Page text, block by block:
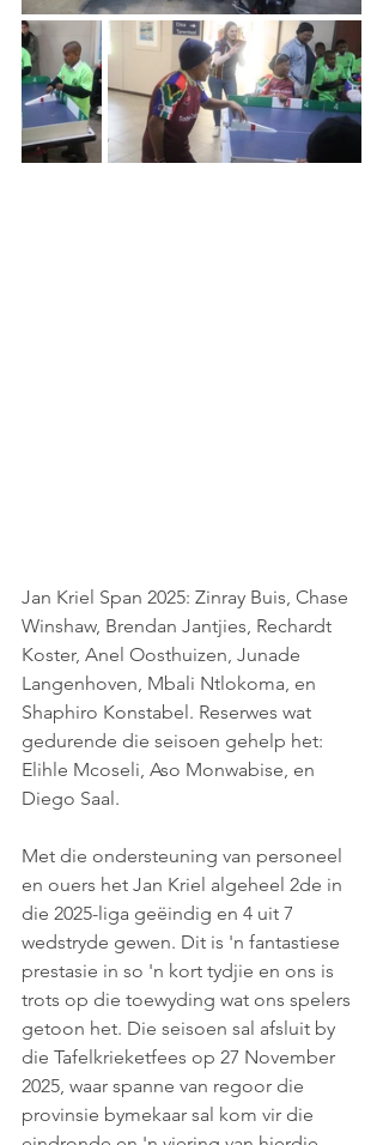
Jan Kriel Span 2025: Zinray Buis, Chase
Winshaw, Brendan Jantjies, Rechardt
Koster, Anel Oosthuizen, Junade
Langenhoven, Mbali Ntlokoma, en
Shaphiro Konstabel. Reserwes wat
gedurende die seisoen gehelp het:
Elihle Mcoseli, Aso Monwabise, en
Diego Saal.
Met die ondersteuning van personeel
en ouers het Jan Kriel algeheel 2de in
die 2025-liga geëindig en 4 uit 7
wedstryde gewen. Dit is 'n fantastiese
prestasie in so 'n kort tydjie en ons is
trots op die toewyding wat ons spelers
getoon het. Die seisoen sal afsluit by
die Tafelkrieketfees op 27 November
2025, waar spanne van regoor die
provinsie bymekaar sal kom vir die